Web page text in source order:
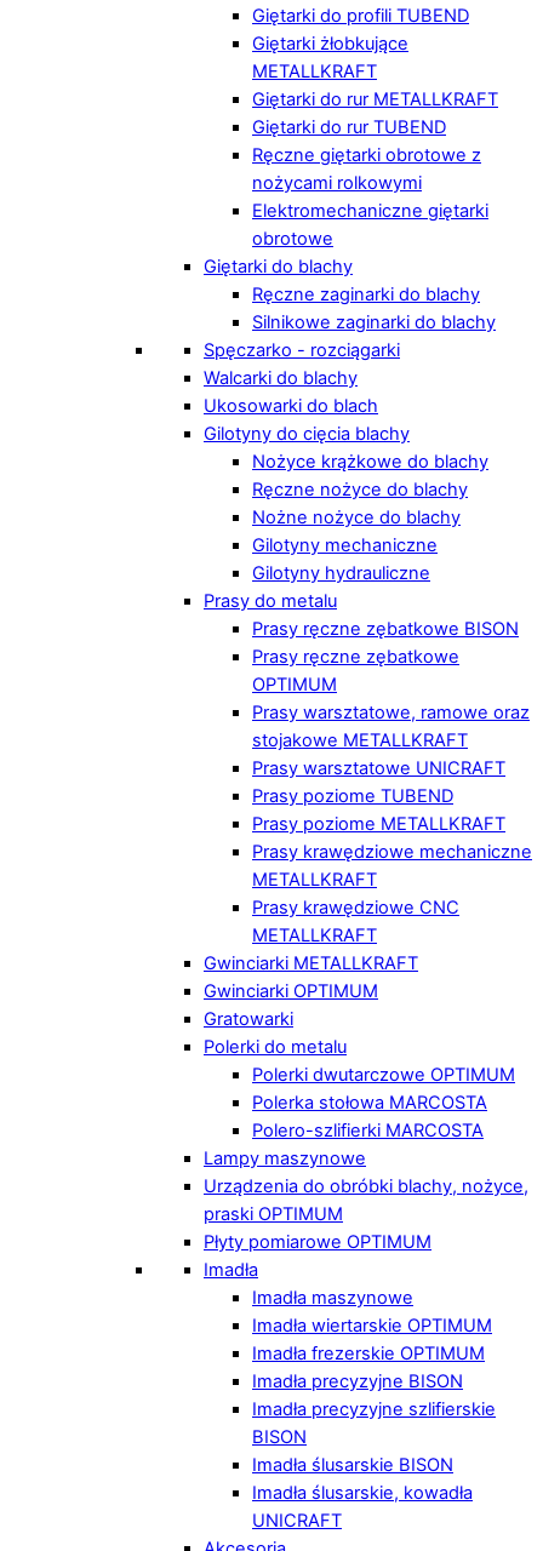
Giętarki do profili TUBEND
Giętarki żłobkujące
METALLKRAFT
Giętarki do rur METALLKRAFT
Giętarki do rur TUBEND
Ręczne giętarki obrotowe z
nożycami rolkowymi
Elektromechaniczne giętarki
obrotowe
Giętarki do blachy
Ręczne zaginarki do blachy
Silnikowe zaginarki do blachy
Spęczarko - rozciągarki
Walcarki do blachy
Ukosowarki do blach
Gilotyny do cięcia blachy
Nożyce krążkowe do blachy
Ręczne nożyce do blachy
Nożne nożyce do blachy
Gilotyny mechaniczne
Gilotyny hydrauliczne
Prasy do metalu
Prasy ręczne zębatkowe BISON
Prasy ręczne zębatkowe
OPTIMUM
Prasy warsztatowe, ramowe oraz
stojakowe METALLKRAFT
Prasy warsztatowe UNICRAFT
Prasy poziome TUBEND
Prasy poziome METALLKRAFT
Prasy krawędziowe mechaniczne
METALLKRAFT
Prasy krawędziowe CNC
METALLKRAFT
Gwinciarki METALLKRAFT
Gwinciarki OPTIMUM
Gratowarki
Polerki do metalu
Polerki dwutarczowe OPTIMUM
Polerka stołowa MARCOSTA
Polero-szlifierki MARCOSTA
Lampy maszynowe
Urządzenia do obróbki blachy, nożyce,
praski OPTIMUM
Płyty pomiarowe OPTIMUM
Imadła
Imadła maszynowe
Imadła wiertarskie OPTIMUM
Imadła frezerskie OPTIMUM
Imadła precyzyjne BISON
Imadła precyzyjne szlifierskie
BISON
Imadła ślusarskie BISON
Imadła ślusarskie, kowadła
UNICRAFT